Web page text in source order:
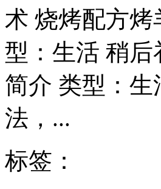
术 烧烤配方
型：生活 稍
简介 类型：
法，...
标签：